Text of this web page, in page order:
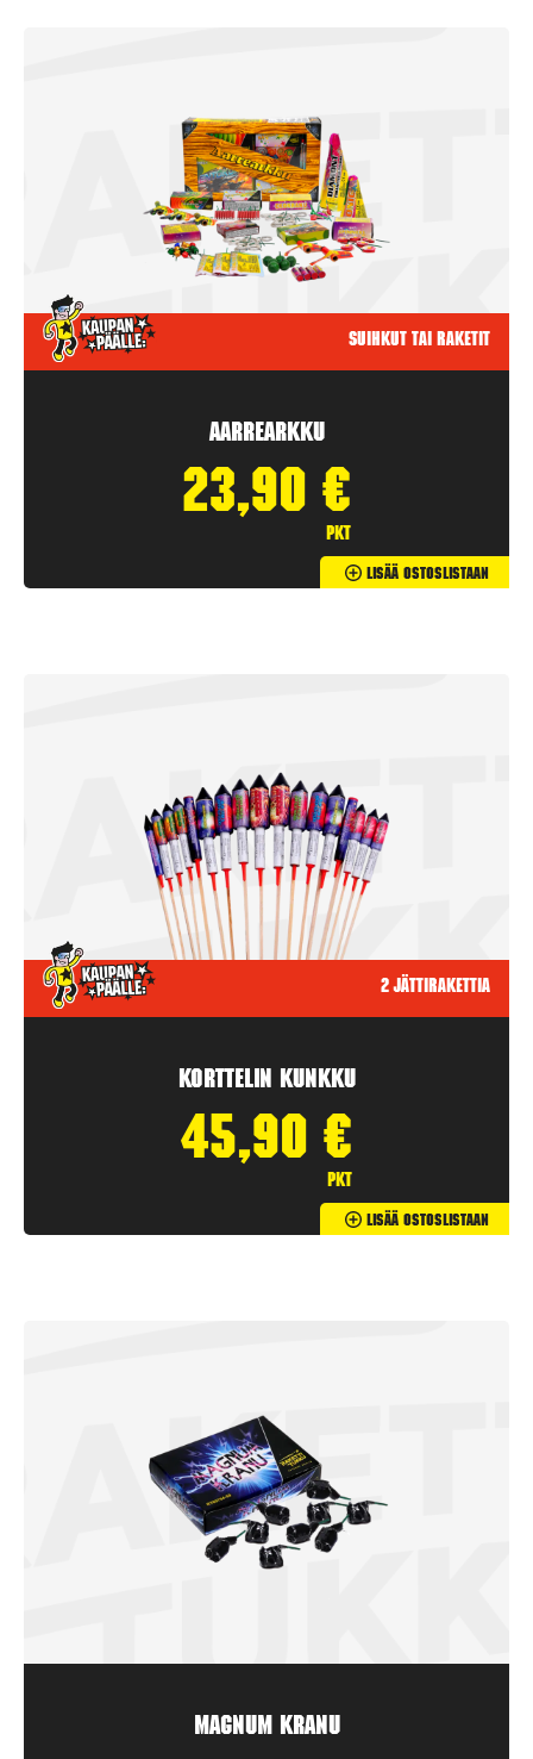
Suihkut tai raketit
Aarrearkku
23,90 €
pkt
Lisää Ostoslistaan
2 jättirakettia
Korttelin kunkku
45,90 €
pkt
Lisää Ostoslistaan
Magnum Kranu